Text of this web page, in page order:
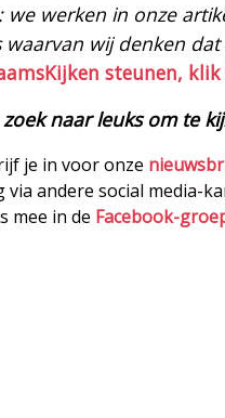
we werken in onze
waarvan wij denken
steunen,
naar leuks om te
je in voor onze
via andere social media-
mee in de Facebook-